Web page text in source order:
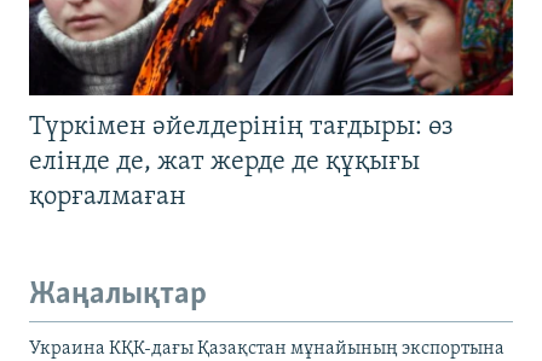
Түркімен әйелдерінің тағдыры: өз
елінде де, жат жерде де құқығы
қорғалмаған
Жаңалықтар
Украина КҚК-дағы Қазақстан мұнайының экспортына